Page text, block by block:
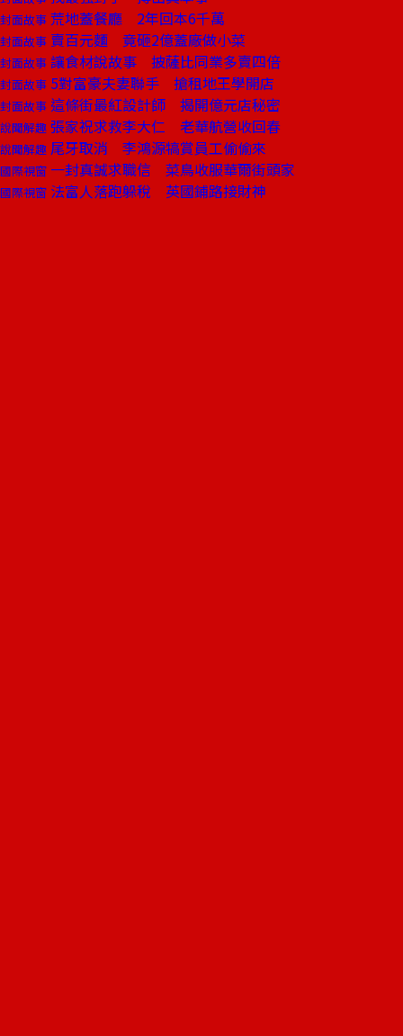
封面故事 荒地蓋餐廳 2年回本6千萬
封面故事 賣百元麵 竟砸2億蓋廠做小菜
封面故事 讓食材說故事 披薩比同業多賣四倍
封面故事 5對富豪夫妻聯手 搶租地王學開店
封面故事 這條街最紅設計師 揭開億元店秘密
說聞解趣 張家祝求救李大仁 老華航營收回春
說聞解趣 尾牙取消 李鴻源犒賞員工偷偷來
國際視窗 一封真誠求職信 菜鳥收服華爾街頭家
國際視窗 法富人落跑躲稅 英國鋪路接財神